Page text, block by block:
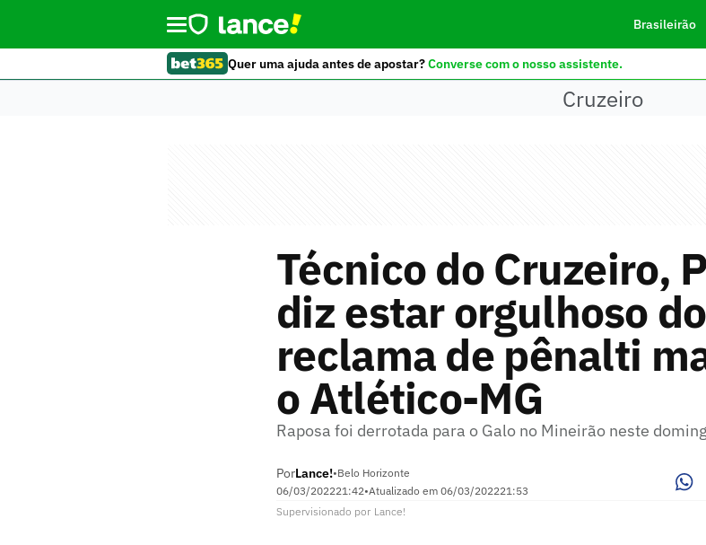
Brasileirão
Quer uma ajuda antes de apostar?Converse com o nosso assistente.
Cruzeiro
Técnico do Cruzeiro,
diz estar orgulhoso
reclama de pênalti
o Atlético-MG
Raposa foi derrotada para o Galo no Mineirão neste
PorLance!•Belo Horizonte
06/03/202221:42•Atualizado em 06/03/202221:53
Supervisionado por Lance!